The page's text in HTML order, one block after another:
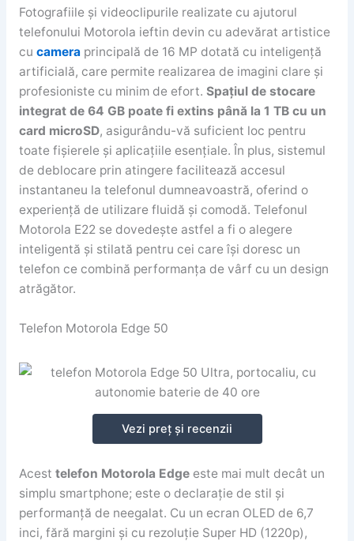
Fotografiile și videoclipurile realizate cu ajutorul
telefonului Motorola ieftin devin cu adevărat artistice
cu cameraprincipală de 16 MP dotată cu inteligență
artificială, care permite realizarea de imagini clare și
profesioniste cu minim de efort. Spațiul de stocare
integrat de 64 GB poate fi extins până la 1 TB cu un
card microSD, asigurându-vă suficient loc pentru
toate fișierele și aplicațiile esențiale. În plus, sistemul
de deblocare prin atingere facilitează accesul
instantaneu la telefonul dumneavoastră, oferind o
experiență de utilizare fluidă și comodă. Telefonul
Motorola E22 se dovedește astfel a fi o alegere
inteligentă și stilată pentru cei care își doresc un
telefon ce combină performanța de vârf cu un design
atrăgător.
Telefon Motorola Edge 50
Vezi preț și recenzii
Acest telefon Motorola Edgeeste mai mult decât un
simplu smartphone; este o declarație de stil și
performanță de neegalat. Cu un ecran OLED de 6,7
inci, fără margini și cu rezoluție Super HD (1220p),